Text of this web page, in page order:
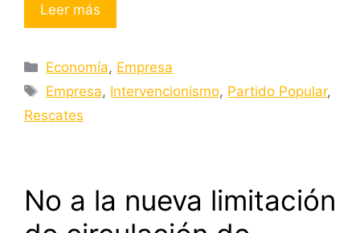
Leer más
Categorías
Economía, Empresa
Etiquetas
Empresa, Intervencionismo, Partido Popular,
Rescates
No a la nueva limitación